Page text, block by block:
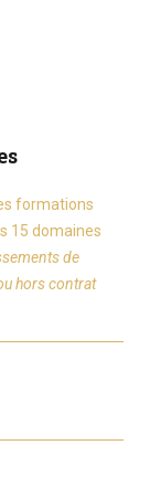
formations
15 domaines
de
hors contrat